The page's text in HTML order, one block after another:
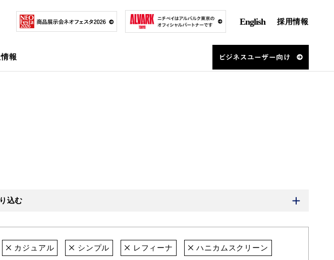
English 採用情報
報
込む
カジュアル シンプル レフィーナ ハニカムスクリーン